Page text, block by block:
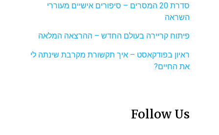
סדרת 20 המסרים – סיפורים אישיים מעוררי
השראה
פיתוח קריירה בעולם החדש – ההרצאה המלאה
ראיון בפודקאסט – איך תקשורת מקרבת שינתה לי
את החיים?
Follow Us